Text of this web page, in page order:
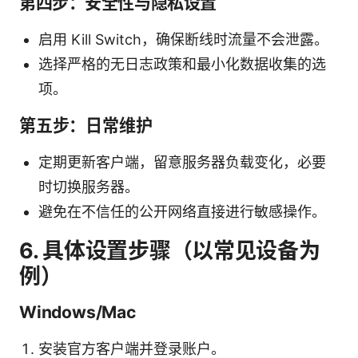
启用 Kill Switch，确保断线时流量不会泄露。
选择严格的无日志政策和最小化数据收集的选
项。
第五步：日常维护
定期更新客户端，留意服务器负载变化，必要
时切换服务器。
避免在不信任的公开网络直接进行敏感操作。
6. 具体设置步骤（以常见设备为
例）
Windows/Mac
安装官方客户端并登录账户。